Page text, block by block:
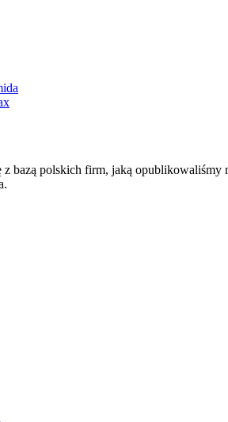
z bazą polskich firm, jaką